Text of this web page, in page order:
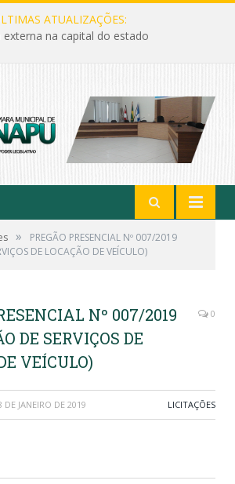
ATUALIZAÇÕES:
externa na capital do estado
»
PREGÃO PRESENCIAL Nº 007/2019
DE LOCAÇÃO DE VEÍCULO)
Nº 007/2019
DE SERVIÇOS DE
VEÍCULO)
0
DE JANEIRO DE 2019 LICITAÇÕES